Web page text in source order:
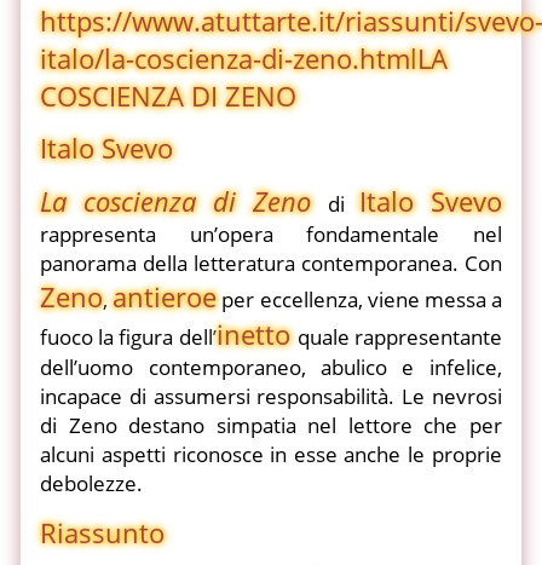
https://www.atuttarte.it/riassunti/
italo/la-coscienza-di-zeno.htmlLA
COSCIENZA DI ZENO
Italo Svevo
La coscienza di Zeno diItalo Svevo
rappresenta un’opera fondamentale nel
panorama della letteratura contemporanea. Con
Zeno,antieroeper eccellenza, viene messa a
fuoco la figura dell’inettoquale rappresentante
dell’uomo contemporaneo, abulico e infelice,
incapace di assumersi responsabilità. Le nevrosi
di Zeno destano simpatia nel lettore che per
alcuni aspetti riconosce in esse anche le proprie
debolezze.
Riassunto